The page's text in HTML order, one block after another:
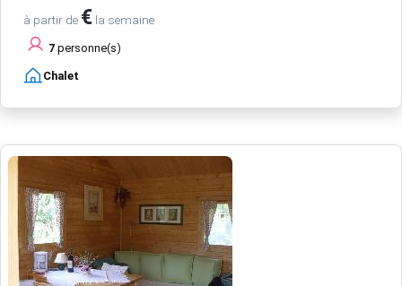
à partir de € la semaine
7 personne(s)
Chalet